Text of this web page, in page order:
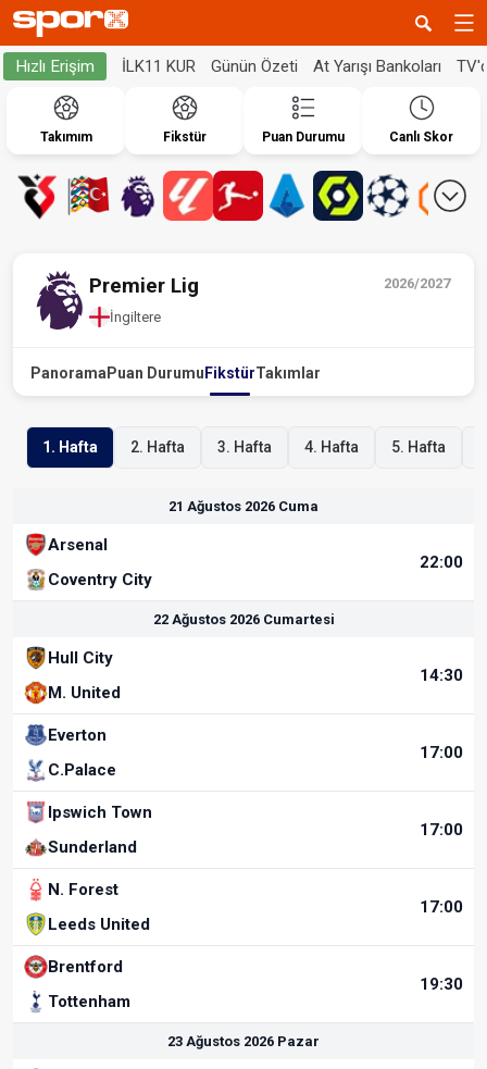
Hızlı Erişim İLK11 KUR Günün Özeti At Yarışı Bankoları
Takımım Fikstür Puan Durumu Canlı Skor
2026/2027
Premier Lig
İngiltere
Panorama Puan Durumu FikstürTakımlar
1. Hafta 2. Hafta 3. Hafta 4. Hafta 5. Hafta
21 Ağustos 2026 Cuma
Arsenal
Coventry City
22:00
22 Ağustos 2026 Cumartesi
Hull City
M. United
14:30
Everton
C.Palace
17:00
Ipswich Town
Sunderland
17:00
N. Forest
Leeds United
17:00
Brentford
Tottenham
19:30
23 Ağustos 2026 Pazar